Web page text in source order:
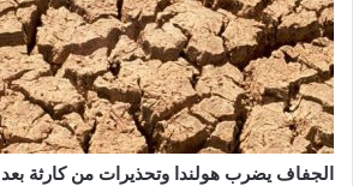
الجفاف يضرب هولندا وتحذيرات من كارثة